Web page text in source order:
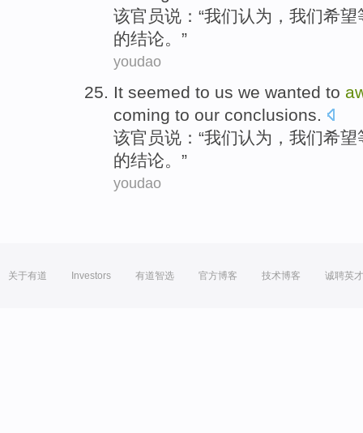
该官员说：“我们认为， 我们希望
的结论。”
youdao
It seemed to us we wanted to
coming to our conclusions.
该官员说：“我们认为， 我们希望
的结论。”
youdao
关于有道 Investors 有道智选 官方博客 技术博客 诚聘英才